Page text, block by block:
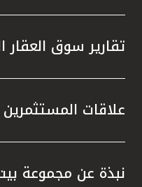
تقارير سوق العقار
علاقات المستثمرين
نبذة عن مجموعة